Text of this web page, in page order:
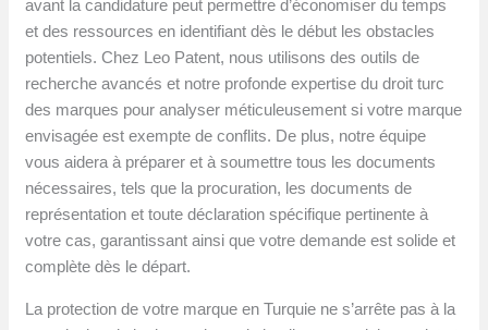
avant la candidature peut permettre d’économiser du temps
et des ressources en identifiant dès le début les obstacles
potentiels. Chez Leo Patent, nous utilisons des outils de
recherche avancés et notre profonde expertise du droit turc
des marques pour analyser méticuleusement si votre marque
envisagée est exempte de conflits. De plus, notre équipe
vous aidera à préparer et à soumettre tous les documents
nécessaires, tels que la procuration, les documents de
représentation et toute déclaration spécifique pertinente à
votre cas, garantissant ainsi que votre demande est solide et
complète dès le départ.
La protection de votre marque en Turquie ne s’arrête pas à la